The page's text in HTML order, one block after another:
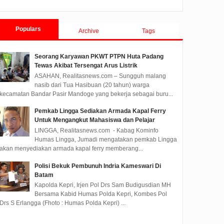
Populars Archive Tags
Seorang Karyawan PKWT PTPN Huta Padang
Tewas Akibat Tersengat Arus Listrik
ASAHAN, Realitasnews.com – Sungguh malang
nasib dari Tua Hasibuan (20 tahun) warga
kecamatan Bandar Pasir Mandoge yang bekerja sebagai buru...
Pemkab Lingga Sediakan Armada Kapal Ferry
Untuk Mengangkut Mahasiswa dan Pelajar
LINGGA, Realitasnews.com - Kabag Kominfo
Humas Lingga, Jumadi mengatakan pemkab Lingga
akan menyediakan armada kapal ferry memberang...
Polisi Bekuk Pembunuh Indria Kameswari Di
Batam
Kapolda Kepri, Irjen Pol Drs Sam Budigusdian MH
Bersama Kabid Humas Polda Kepri, Kombes Pol
Drs S Erlangga (Fhoto : Humas Polda Kepri) ...